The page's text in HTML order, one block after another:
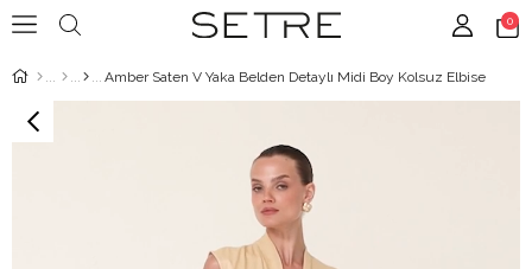
0
Amber Saten V Yaka Belden Detaylı Midi Boy Kolsuz Elbise